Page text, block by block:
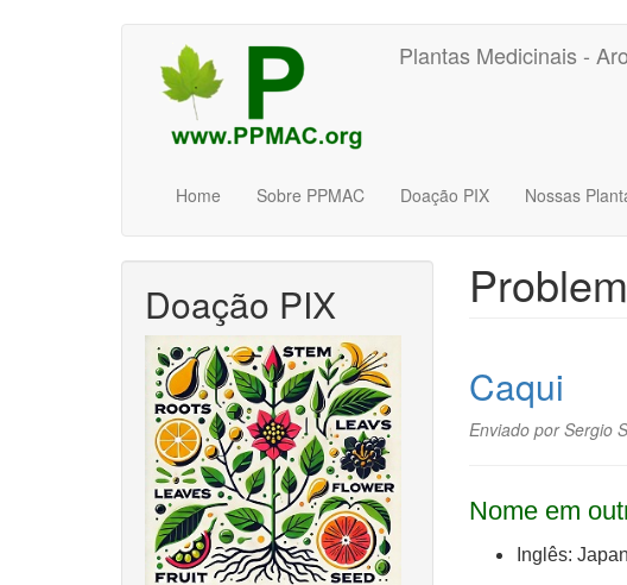
Plantas Medicinais -
Home Sobre PPMAC Doação PIX Nossas
Doação PIX
Caqui
Enviado porSergio
Nome em
Inglês: